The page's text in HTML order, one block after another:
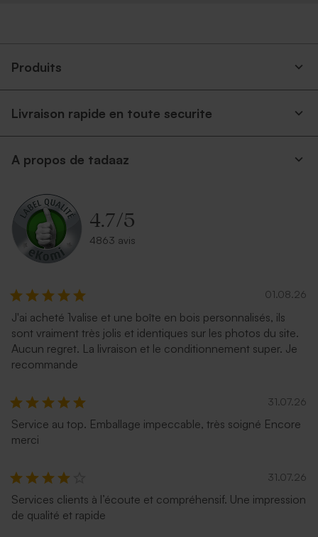
Produits
Livraison rapide en toute securite
A propos de tadaaz
4.7/5
4863 avis
01.08.26
J'ai acheté 1valise et une boîte en bois personnalisés, ils
sont vraiment très jolis et identiques sur les photos du site.
Aucun regret. La livraison et le conditionnement super. Je
recommande
31.07.26
Service au top. Emballage impeccable, très soigné Encore
merci
31.07.26
Services clients à l’écoute et compréhensif. Une impression
de qualité et rapide